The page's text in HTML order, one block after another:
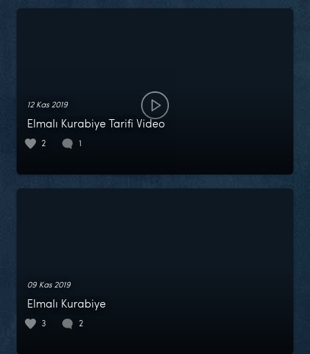
12 Kas 2019
Elmalı Kurabiye Tarifi Video
2 1
09 Kas 2019
Elmalı Kurabiye
3 2